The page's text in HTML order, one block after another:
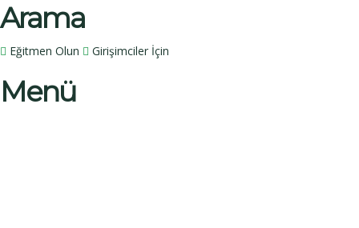
Arama
Eğitmen Olun Girişimciler İçin
Menü